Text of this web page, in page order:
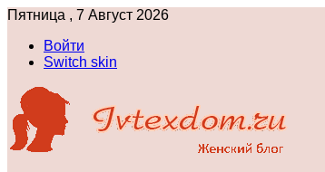
Пятница , 7 Август 2026
Войти
Switch skin